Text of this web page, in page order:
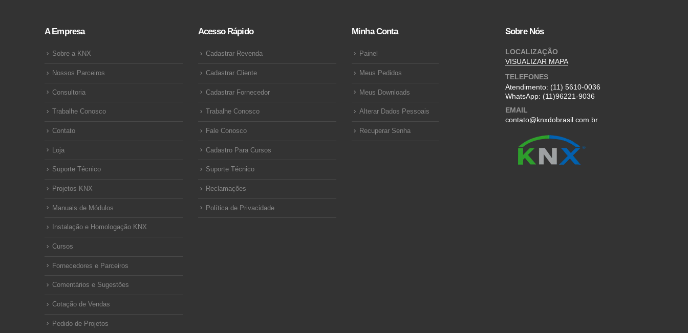
A Empresa
Sobre a KNX
Nossos Parceiros
Consultoria
Trabalhe Conosco
Contato
Loja
Suporte Técnico
Projetos KNX
Manuais de Módulos
Instalação e Homologação KNX
Cursos
Fornecedores e Parceiros
Comentários e Sugestões
Cotação de Vendas
Pedido de Projetos
Acesso Rápido
Cadastrar Revenda
Cadastrar Cliente
Cadastrar Fornecedor
Trabalhe Conosco
Fale Conosco
Cadastro Para Cursos
Suporte Técnico
Reclamações
Política de Privacidade
Minha Conta
Painel
Meus Pedidos
Meus Downloads
Alterar Dados Pessoais
Recuperar Senha
Sobre Nós
LOCALIZAÇÃO
VISUALIZAR MAPA
TELEFONES
Atendimento: (11) 5610-0036
WhatsApp: (11)96221-9036
EMAIL
contato@knxdobrasil.com.br